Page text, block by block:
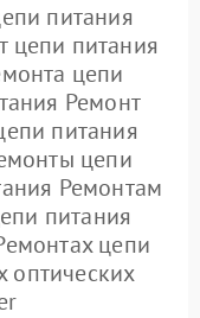
питания
цепи питания
цепи
Ремонт
питания
цепи
Ремонтам
питания
цепи
оптических